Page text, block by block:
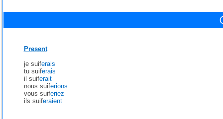
Present
je suiferais
tu suiferais
il suiferait
nous suiferions
vous suiferiez
ils suiferaient